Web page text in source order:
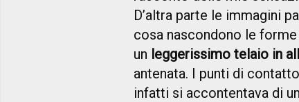
D’altra parte le immagini
cosa nascondono le
un leggerissimo telaio in
antenata. I punti di
infatti si accontentava di